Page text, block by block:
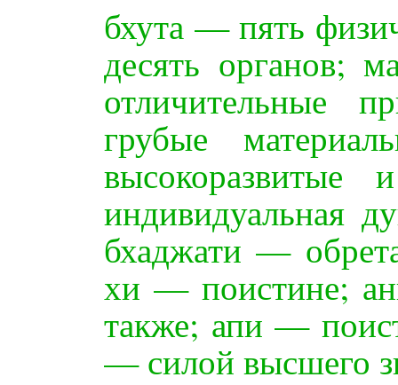
бхута — пять
десять
отличительные
грубые
индивидуальная
бхаджати —
хи — поистине;
также; апи —
— силой высшего